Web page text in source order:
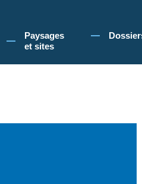
de cookies pour vous
Paysages
et sites